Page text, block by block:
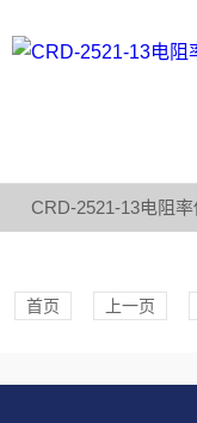
CRD-2521-13电阻
首页 上一页